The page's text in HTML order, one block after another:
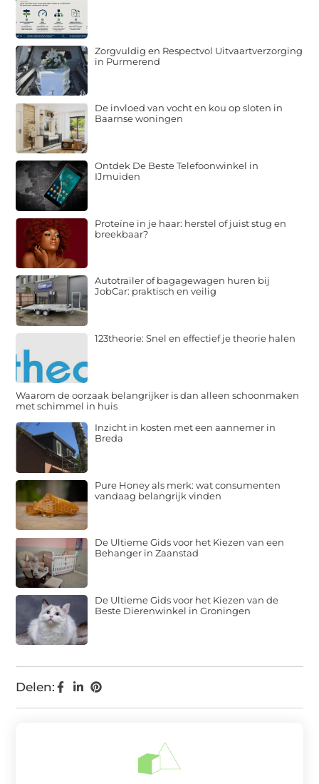
Delen:
Zorgvuldig en Respectvol Uitvaartverzorging
in Purmerend
De invloed van vocht en kou op sloten in
Baarnse woningen
Ontdek De Beste Telefoonwinkel in
IJmuiden
Proteïne in je haar: herstel of juist stug en
breekbaar?
Autotrailer of bagagewagen huren bij
JobCar: praktisch en veilig
123theorie: Snel en effectief je theorie halen
Waarom de oorzaak belangrijker is dan alleen schoonmaken
met schimmel in huis
Inzicht in kosten met een aannemer in
Breda
Pure Honey als merk: wat consumenten
vandaag belangrijk vinden
De Ultieme Gids voor het Kiezen van een
Behanger in Zaanstad
De Ultieme Gids voor het Kiezen van de
Beste Dierenwinkel in Groningen